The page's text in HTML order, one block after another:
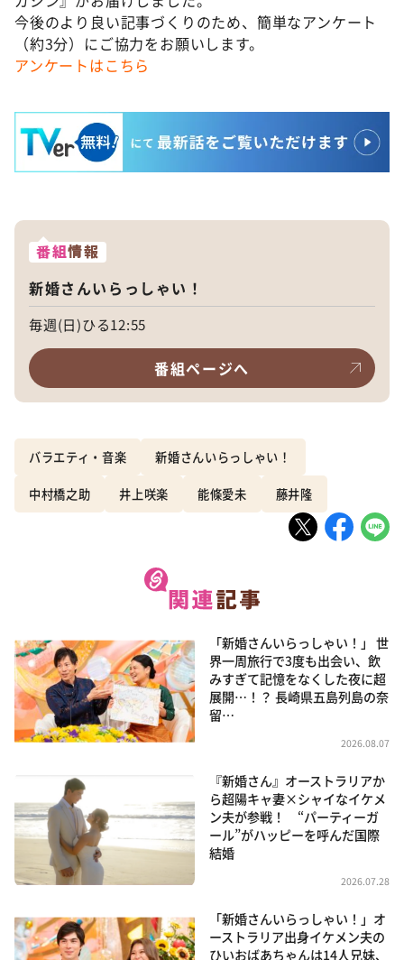
今後のより良い記事づくりのため、簡単なアンケート
（約3分）にご協力をお願いします。
アンケートはこちら
番組情報
新婚さんいらっしゃい！
毎週(日)ひる12:55
番組ページへ
バラエティ・音楽 新婚さんいらっしゃい！
中村橋之助 井上咲楽 能條愛未 藤井隆
「新婚さんいらっしゃい！」 世
界一周旅行で3度も出会い、飲
みすぎて記憶をなくした夜に超
展開…！？ 長崎県五島列島の奈
留…
2026.08.07
『新婚さん』オーストラリアか
ら超陽キャ妻×シャイなイケメ
ン夫が参戦！ “パーティーガ
ール”がハッピーを呼んだ国際
結婚
2026.07.28
「新婚さんいらっしゃい！」オ
ーストラリア出身イケメン夫の
ひいおばあちゃんは14人兄妹、